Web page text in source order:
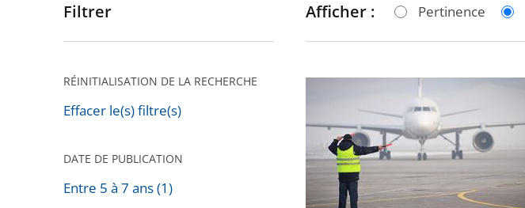
Passer
pour
après
Filtrer
RÉINITIALISATION DE LA RECHERCHE
Effacer le(s) filtre(s)
DATE DE PUBLICATION
Entre 5 à 7 ans (1)
Afficher : Pertinence
l'aéroport
de
Toulouse-
Blagnac